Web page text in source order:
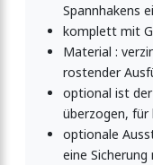
Drahtbügel
Spannhakens
komplett mit
Material :
rostender
optional ist
überzogen, für
optionale
eine